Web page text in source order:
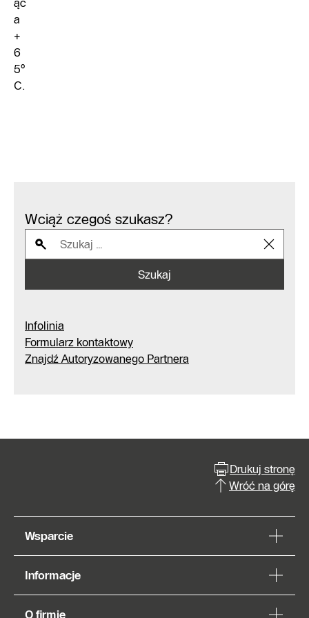
a
+
6
5°
C.
Wciąż czegoś szukasz?
Szukaj
Infolinia
Formularz kontaktowy
Znajdź Autoryzowanego Partnera
Drukuj stronę
Wróć na górę
Wsparcie
Informacje
O firmie